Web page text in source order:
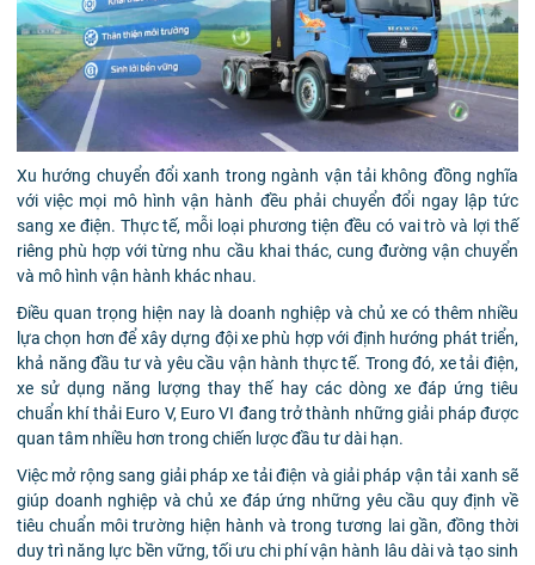
Xu hướng chuyển đổi xanh trong ngành vận tải không đồng nghĩa
với việc mọi mô hình vận hành đều phải chuyển đổi ngay lập tức
sang xe điện. Thực tế, mỗi loại phương tiện đều có vai trò và lợi thế
riêng phù hợp với từng nhu cầu khai thác, cung đường vận chuyển
và mô hình vận hành khác nhau.
Điều quan trọng hiện nay là doanh nghiệp và chủ xe có thêm nhiều
lựa chọn hơn để xây dựng đội xe phù hợp với định hướng phát triển,
khả năng đầu tư và yêu cầu vận hành thực tế. Trong đó, xe tải điện,
xe sử dụng năng lượng thay thế hay các dòng xe đáp ứng tiêu
chuẩn khí thải Euro V, Euro VI đang trở thành những giải pháp được
quan tâm nhiều hơn trong chiến lược đầu tư dài hạn.
Việc mở rộng sang giải pháp xe tải điện và giải pháp vận tải xanh sẽ
giúp doanh nghiệp và chủ xe đáp ứng những yêu cầu quy định về
tiêu chuẩn môi trường hiện hành và trong tương lai gần, đồng thời
duy trì năng lực bền vững, tối ưu chi phí vận hành lâu dài và tạo sinh